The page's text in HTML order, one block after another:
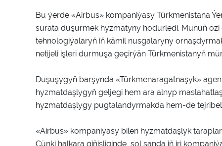
Bu ýerde «Airbus» kompaniýasy Türkmenistana
surata düşürmek hyzmatyny hödürledi. Munuň
tehnologiýalaryň iň kämil nusgalaryny
netijeli işleri durmuşa geçirýän Türkmenistanyň
Duşuşygyň barşynda «Türkmenaragatnaşyk»
hyzmatdaşlygyň geljegi hem ara alnyp
hyzmatdaşlygy pugtalandyrmakda hem-de
«Airbus» kompaniýasy bilen hyzmatdaşlyk
Çünki halkara giňişliginde, şol sanda iň iri